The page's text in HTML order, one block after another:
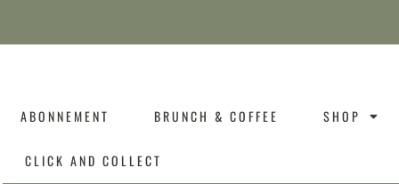
ABONNEMENT BRUNCH & COFFEE SHOP
CLICK AND COLLECT